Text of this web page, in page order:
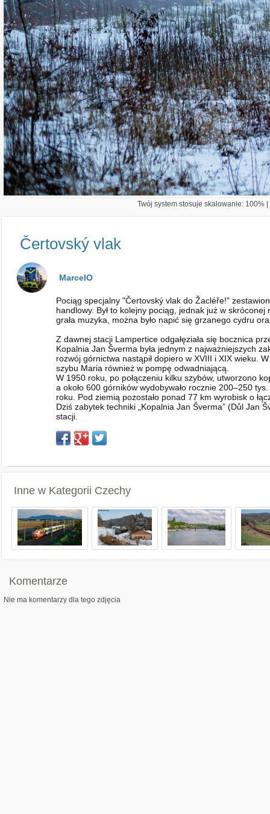
Twój system stosuje skalowanie: 100%
Čertovský vlak
MarcelO
Pociąg specjalny "Čertovský vlak do Žacléře!"
handlowy. Był to kolejny pociąg, jednak już w skróconej
grała muzyka, można było napić się grzanego cydru
Z dawnej stacji Lampertice odgałęziała się bocznica
Kopalnia Jan Šverma była jednym z najważniejszych
rozwój górnictwa nastąpił dopiero w XVIII i XIX wieku.
szybu Maria również w pompę odwadniającą.
W 1950 roku, po połączeniu kilku szybów, utworzono
a około 600 górników wydobywało rocznie 200–250
roku. Pod ziemią pozostało ponad 77 km wyrobisk o
Dziś zabytek techniki „Kopalnia Jan Šverma” (Důl Jan
stacji.
Inne w Kategorii Czechy
Komentarze
Nie ma komentarzy dla tego zdjęcia